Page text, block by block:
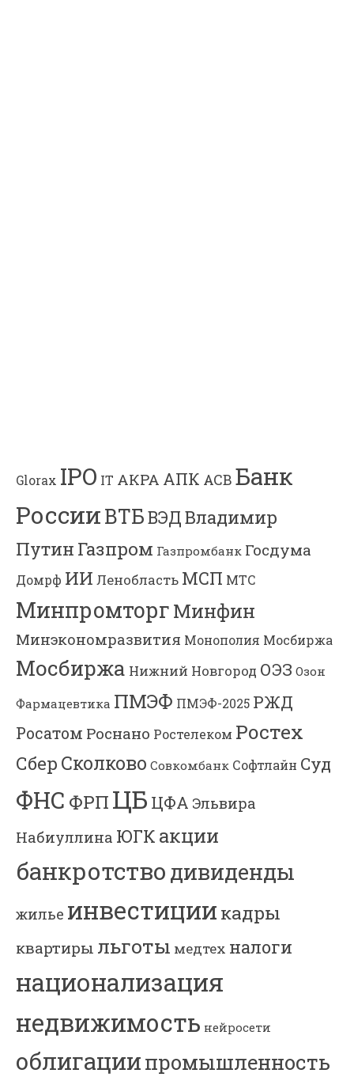
Glorax IPO IT АКРА АПК АСВ Банк
РоссииВТБВЭДВладимир
Путин Газпром Газпромбанк Госдума
Домрф ИИ Ленобласть МСП МТС
МинпромторгМинфин
Минэкономразвития Монополия Мосбиржа
Мосбиржа Нижний Новгород ОЭЗ Озон
Фармацевтика ПМЭФ ПМЭФ-2025 РЖД
Росатом Роснано Ростелеком Ростех
Сбер Сколково Совкомбанк Софтлайн Суд
ФНС ФРП ЦБ ЦФА Эльвира
Набиуллина ЮГК акции
банкротство дивиденды
жилье инвестиции кадры
квартиры льготы медтех налоги
национализация
недвижимость нейросети
облигациипромышленность